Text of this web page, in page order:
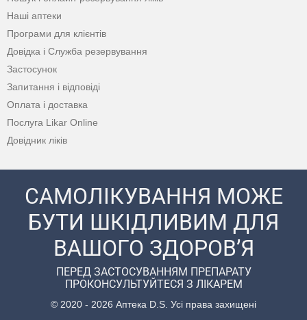
Наші аптеки
Програми для клієнтів
Довідка і Служба резервування
Застосунок
Запитання і відповіді
Оплата і доставка
Послуга Likar Online
Довідник ліків
САМОЛІКУВАННЯ МОЖЕ
БУТИ ШКІДЛИВИМ ДЛЯ
ВАШОГО ЗДОРОВ’Я
ПЕРЕД ЗАСТОСУВАННЯМ ПРЕПАРАТУ
ПРОКОНСУЛЬТУЙТЕСЯ З ЛІКАРЕМ
© 2020 - 2026 Аптека D.S. Усі права захищені